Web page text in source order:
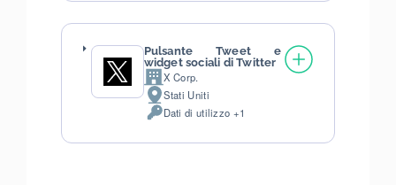
trattati:
Pulsante Tweet e
widget sociali di Twitter
Azienda:
X Corp.
Luogo
del
Stati Uniti
Dati
trattati:
Dati di utilizzo +1